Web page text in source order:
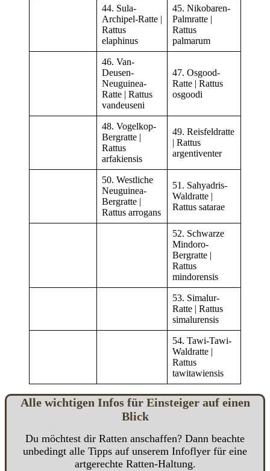
44. Sula-
Archipel-Ratte |
Rattus
elaphinus
45. Nikobaren-
Palmratte |
Rattus
palmarum
46. Van-
Deusen-
Neuguinea-
Ratte | Rattus
vandeuseni
47. Osgood-
Ratte | Rattus
osgoodi
48. Vogelkop-
Bergratte |
Rattus
arfakiensis
49. Reisfeldratte
| Rattus
argentiventer
50. Westliche
Neuguinea-
Bergratte |
Rattus arrogans
51. Sahyadris-
Waldratte |
Rattus satarae
52. Schwarze
Mindoro-
Bergratte |
Rattus
mindorensis
53. Simalur-
Ratte | Rattus
simalurensis
54. Tawi-Tawi-
Waldratte |
Rattus
tawitawiensis
Alle wichtigen Infos für Einsteiger auf einen
Blick
Du möchtest dir Ratten anschaffen? Dann beachte
unbedingt alle Tipps auf unserem Infoflyer für eine
artgerechte Ratten-Haltung.